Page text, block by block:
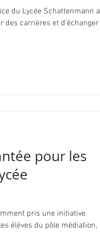
du Lycée Schattenmann a
des carrières et d'échanger
pour les
pris une initiative
élèves du pôle médiation,